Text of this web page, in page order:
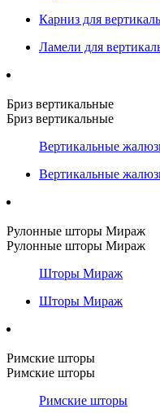
Карниз для
Ламели для
Бриз вертикальные
Бриз вертикальные
Вертикальные
Вертикальные
Рулонные шторы Мираж
Рулонные шторы Мираж
Шторы Мираж
Шторы Мираж
Римские шторы
Римские шторы
Римские шторы